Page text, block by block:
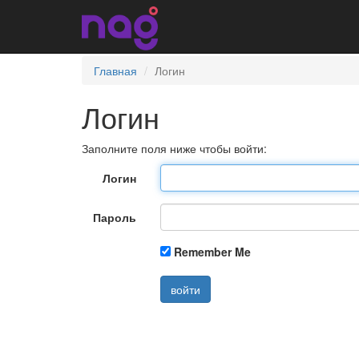
Главная Логин
Логин
Заполните поля ниже чтобы войти:
Логин
Пароль
Remember Me
войти